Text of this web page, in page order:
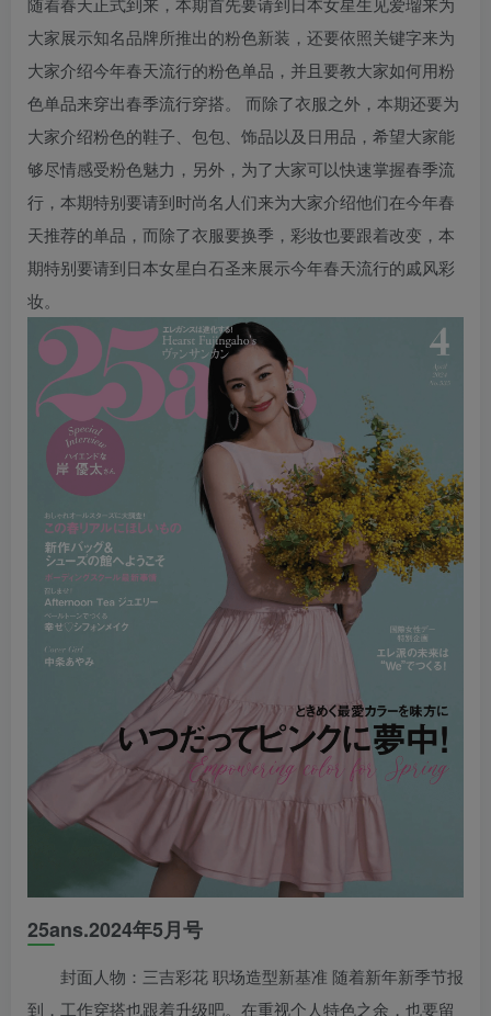
大家展示知名品牌所推出的粉色新装，还要依照关键字来为
大家介绍今年春天流行的粉色单品，并且要教大家如何用粉
色单品来穿出春季流行穿搭。 而除了衣服之外，本期还要为
大家介绍粉色的鞋子、包包、饰品以及日用品，希望大家能
够尽情感受粉色魅力，另外，为了大家可以快速掌握春季流
行，本期特别要请到时尚名人们来为大家介绍他们在今年春
天推荐的单品，而除了衣服要换季，彩妆也要跟着改变，本
期特别要请到日本女星白石圣来展示今年春天流行的戚风彩
妆。
25ans.2024年5月号
封面人物：三吉彩花 职场造型新基准 随着新年新季节报
到，工作穿搭也跟着升级吧。在重视个人特色之余，也要留